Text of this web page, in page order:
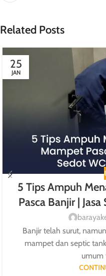
Related Posts
25
JAN
5 Tips Ampuh
Pasca Banjir |
Banjir telah surut,
mampet dan septic
umum